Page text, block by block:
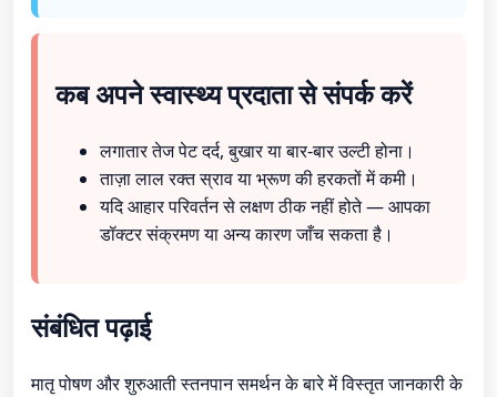
कब अपने स्वास्थ्य प्रदाता से संपर्क करें
लगातार तेज पेट दर्द, बुखार या बार-बार उल्टी होना।
ताज़ा लाल रक्त स्राव या भ्रूण की हरकतों में कमी।
यदि आहार परिवर्तन से लक्षण ठीक नहीं होते — आपका
डॉक्टर संक्रमण या अन्य कारण जाँच सकता है।
संबंधित पढ़ाई
मातृ पोषण और शुरुआती स्तनपान समर्थन के बारे में विस्तृत जानकारी के